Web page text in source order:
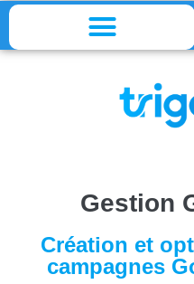
Gestion
Création et
campagnes